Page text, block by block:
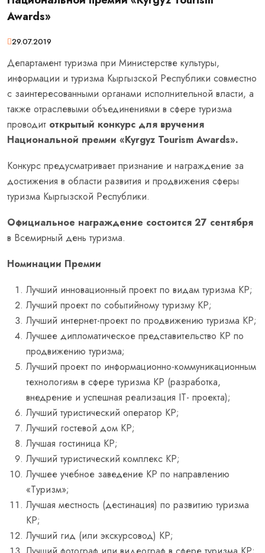
Awards»
29.07.2019
Департамент туризма при Министерстве культуры,
информации и туризма Кыргызской Республики совместно
с заинтересованными органами исполнительной власти, а
также отраслевыми объединениями в сфере туризма
проводит открытый конкурс для вручения
Национальной премии «Kyrgyz Tourism Awards».
Конкурс предусматривает признание и награждение за
достижения в области развития и продвижения сферы
туризма Кыргызской Республики.
Официальное награждение состоится 27 сентября
в Всемирный день туризма.
Номинации Премии
Лучший инновационный проект по видам туризма КР;
Лучший проект по событийному туризму КР;
Лучший интернет-проект по продвижению туризма КР;
Лучшее дипломатическое представительство КР по
продвижению туризма;
Лучший проект по информационно-коммуникационным
технологиям в сфере туризма КР (разработка,
внедрение и успешная реализация IT- проекта);
Лучший туристический оператор КР;
Лучший гостевой дом КР;
Лучшая гостиница КР;
Лучший туристический комплекс КР;
Лучшее учебное заведение КР по направлению
«Туризм»;
Лучшая местность (дестинация) по развитию туризма
КР;
Лучший гид (или экскурсовод) КР;